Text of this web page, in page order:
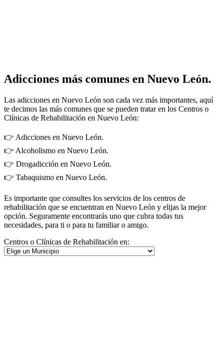
Adicciones más comunes en Nuevo León.
Las adicciones en Nuevo León son cada vez más importantes, aquí
te decimos las más comunes que se pueden tratar en los Centros o
Clínicas de Rehabilitación en Nuevo León:
👉 Adicciones en Nuevo León.
👉 Alcoholismo en Nuevo León.
👉 Drogadicción en Nuevo León.
👉 Tabaquismo en Nuevo León.
Es importante que consultes los servicios de los centros de
rehabilitación que se encuentran en Nuevo León y elijas la mejor
opción. Seguramente encontrarás uno que cubra todas tus
necesidades, para ti o para tu familiar o amigo.
Centros o Clínicas de Rehabilitación en: